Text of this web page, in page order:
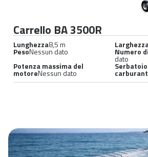
Carrello BA 3500R
Lunghezza8,5 m
PesoNessun dato Numero
dato
Potenza massima del
motoreNessun dato